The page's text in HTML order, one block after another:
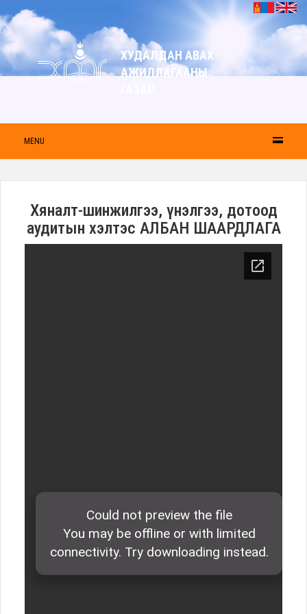
ХУДАЛДАН АВАХ
АЖИЛЛАГААНЫ
MENU
Хяналт-шинжилгээ, үнэлгээ, дотоод
аудитын хэлтэс АЛБАН ШААРДЛАГА